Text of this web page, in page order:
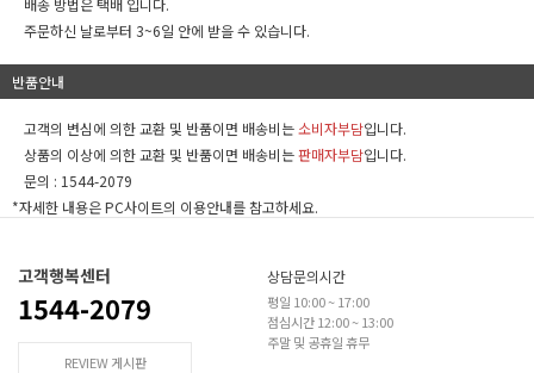
배송 방법은 택배 입니다.
주문하신 날로부터 3~6일 안에 받을 수 있습니다.
반품안내
고객의 변심에 의한 교환 및 반품이면 배송비는소비자부담입니다.
상품의 이상에 의한 교환 및 반품이면 배송비는판매자부담입니다.
문의 : 1544-2079
*자세한 내용은 PC사이트의 이용안내를 참고하세요.
고객행복센터
1544-2079
REVIEW 게시판
상담문의시간
평일 10:00 ~ 17:00
점심시간 12:00 ~ 13:00
주말 및 공휴일 휴무